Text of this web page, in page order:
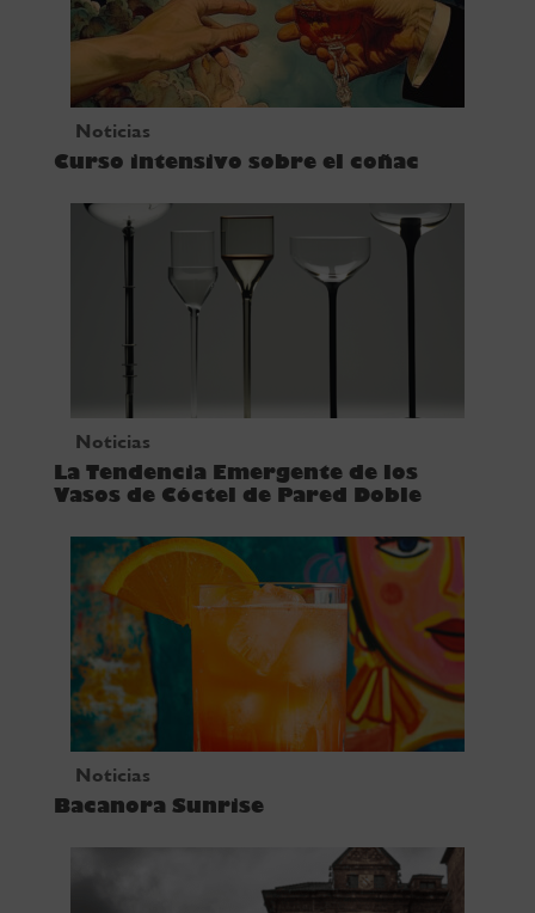
Noticias
Curso intensivo sobre el coñac
Noticias
La Tendencia Emergente de los
Vasos de Cóctel de Pared Doble
Noticias
Bacanora Sunrise